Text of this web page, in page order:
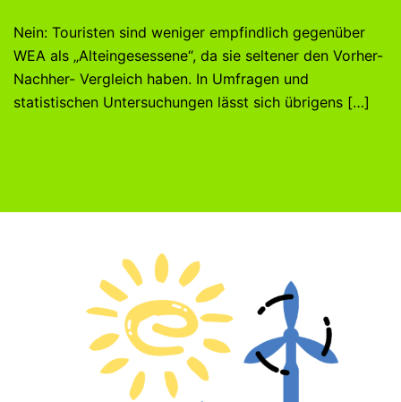
Nein: Touristen sind weniger empfindlich gegenüber
WEA als „Alteingesessene“, da sie seltener den Vorher-
Nachher- Vergleich haben. In Umfragen und
statistischen Untersuchungen lässt sich übrigens […]